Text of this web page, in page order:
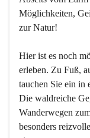
Möglichkeiten,
zur Natur!
Hier ist es noch
erleben. Zu Fuß,
tauchen Sie ein in
Die waldreiche
Wanderwegen
besonders